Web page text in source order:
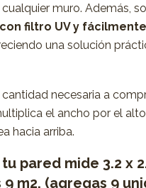
muro. Además,
filtro UV y fácilmente
una solución
necesaria a
el ancho por el
hacia arriba.
pared mide 3.2 x
m2. (agregas 9